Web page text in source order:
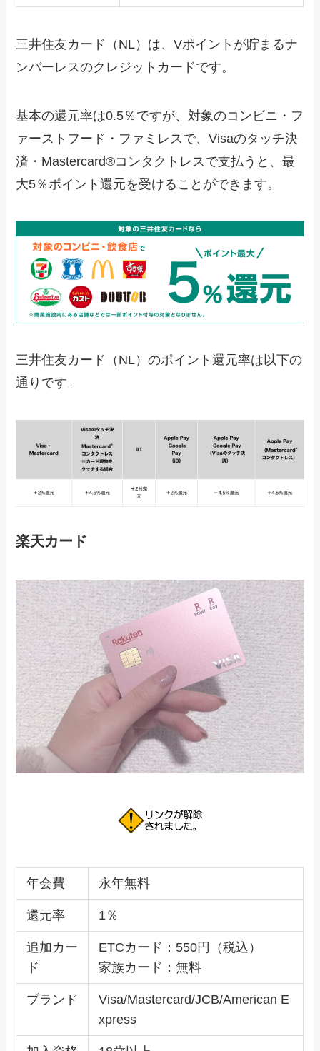
三井住友カード（NL）は、Vポイントが貯まるナ
ンバーレスのクレジットカードです。
基本の還元率は0.5％ですが、対象のコンビニ・フ
ァーストフード・ファミレスで、Visaのタッチ決
済・Mastercard®コンタクトレスで支払うと、最
大5％ポイント還元を受けることができます。
三井住友カード（NL）のポイント還元率は以下の
通りです。
楽天カード
年会費 永年無料
還元率 1％
追加カー
ド
ETCカード：550円（税込）
家族カード：無料
ブランド
Visa/Mastercard/JCB/American E
xpress